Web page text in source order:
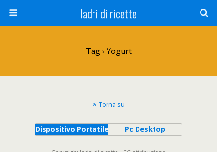
ladri di ricette
Tag › Yogurt
Torna su
Dispositivo Portatile Pc Desktop